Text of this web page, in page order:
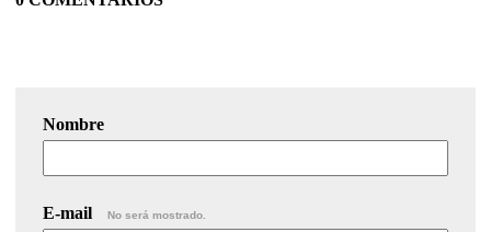
Nombre
E-mail No será mostrado.